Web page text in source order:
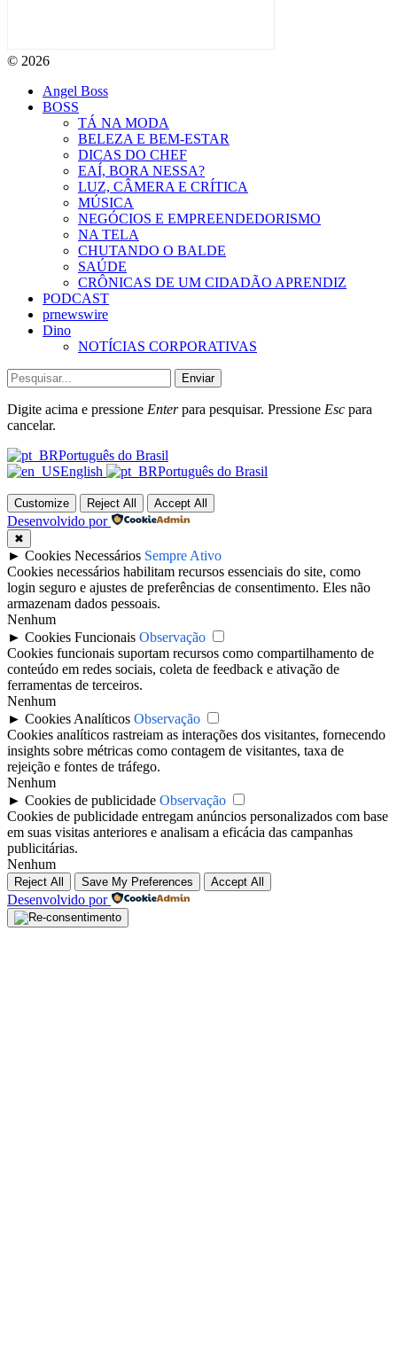
© 2026
Angel Boss
BOSS
TÁ NA MODA
BELEZA E BEM-ESTAR
DICAS DO CHEF
EAÍ, BORA NESSA?
LUZ, CÂMERA E CRÍTICA
MÚSICA
NEGÓCIOS E EMPREENDEDORISMO
NA TELA
CHUTANDO O BALDE
SAÚDE
CRÔNICAS DE UM CIDADÃO APRENDIZ
PODCAST
prnewswire
Dino
NOTÍCIAS CORPORATIVAS
Enviar
Digite acima e pressione Enterpara pesquisar. Pressione Esc para
cancelar.
Português do Brasil
English
Português do Brasil
Customize Reject All Accept All
Desenvolvido por
✖
► Cookies Necessários Sempre Ativo
Cookies necessários habilitam recursos essenciais do site, como
login seguro e ajustes de preferências de consentimento. Eles não
armazenam dados pessoais.
Nenhum
► Cookies Funcionais Observação
Cookies funcionais suportam recursos como compartilhamento de
conteúdo em redes sociais, coleta de feedback e ativação de
ferramentas de terceiros.
Nenhum
► Cookies Analíticos Observação
Cookies analíticos rastreiam as interações dos visitantes, fornecendo
insights sobre métricas como contagem de visitantes, taxa de
rejeição e fontes de tráfego.
Nenhum
► Cookies de publicidade Observação
Cookies de publicidade entregam anúncios personalizados com base
em suas visitas anteriores e analisam a eficácia das campanhas
publicitárias.
Nenhum
Reject All Save My Preferences Accept All
Desenvolvido por